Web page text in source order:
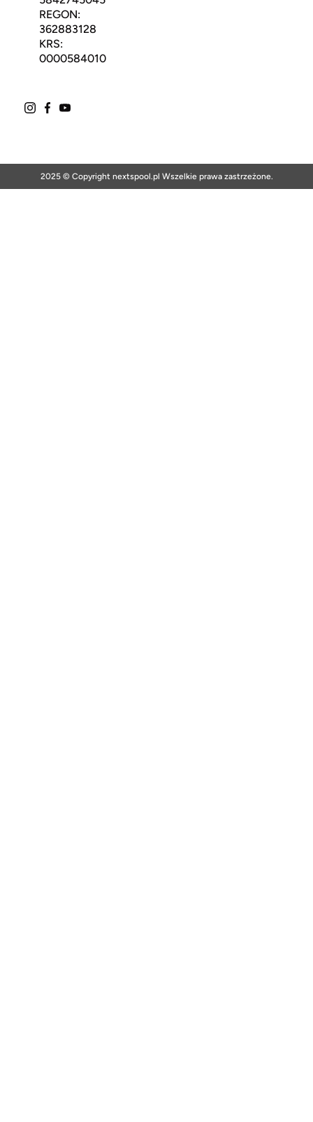
REGON:
362883128
KRS:
0000584010